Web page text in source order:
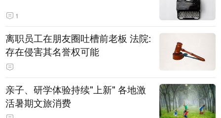
1
离职员工在朋友圈吐槽前老板 法院:
存在侵害其名誉权可能
亲子、研学体验持续"上新" 各地激
活暑期文旅消费